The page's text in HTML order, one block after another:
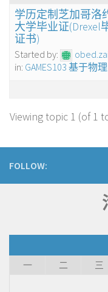
学历定制芝加哥洛
大学毕业证(Drexel
证书)
Started by:
in: GAMES103 基于物
Viewing topic 1 (of 1
FOLLOW:
一
二 三